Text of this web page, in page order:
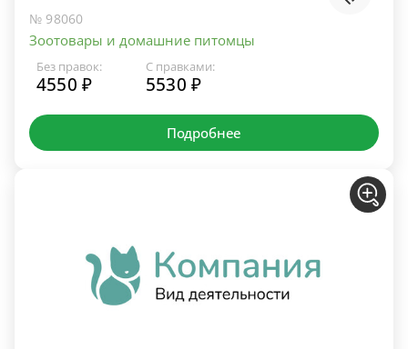
№ 98060
Зоотовары и домашние питомцы
Без правок:
4550 ₽
С правками:
5530 ₽
Подробнее